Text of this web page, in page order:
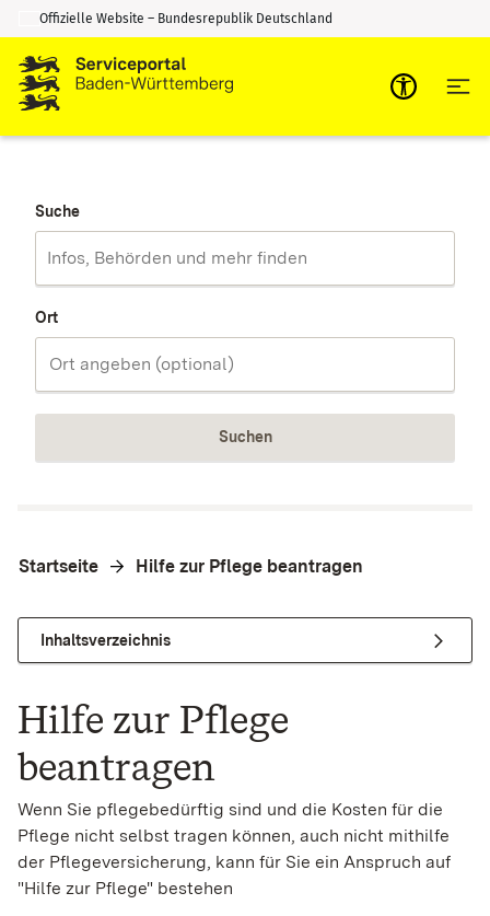
Zum Inhalt springen
Zur Suche springen
Offizielle Website – Bundesrepublik Deutschland
Suche
Ort
Suchen
Startseite Hilfe zur Pflege beantragen
Inhaltsverzeichnis
Hilfe zur Pflege
beantragen
Wenn Sie pflegebedürftig sind und die Kosten für die
Pflege nicht selbst tragen können, auch nicht mithilfe
der Pflegeversicherung, kann für Sie ein Anspruch auf
"Hilfe zur Pflege" bestehen